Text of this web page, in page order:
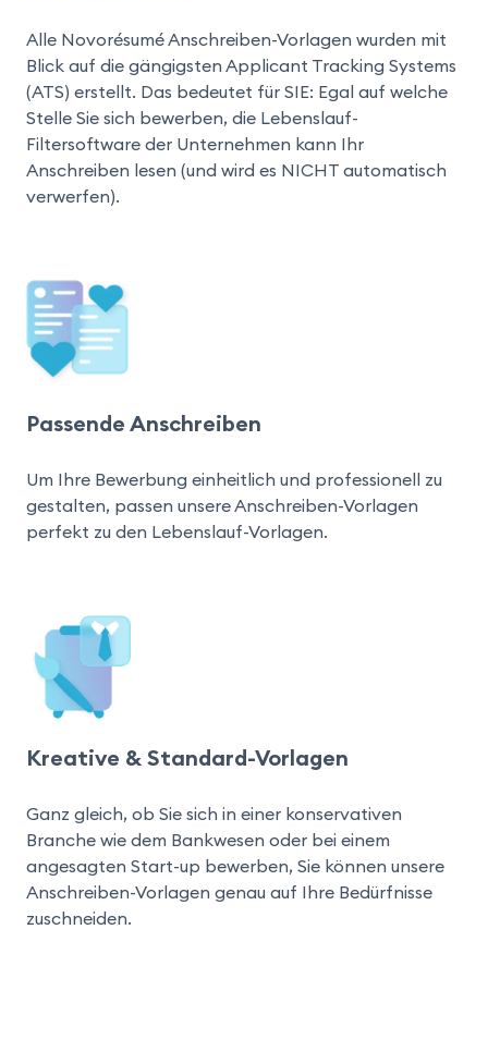
Alle Novorésumé Anschreiben-Vorlagen wurden mit
Blick auf die gängigsten Applicant Tracking Systems
(ATS) erstellt. Das bedeutet für SIE: Egal auf welche
Stelle Sie sich bewerben, die Lebenslauf-
Filtersoftware der Unternehmen kann Ihr
Anschreiben lesen (und wird es NICHT automatisch
verwerfen).
Passende Anschreiben
Um Ihre Bewerbung einheitlich und professionell zu
gestalten, passen unsere Anschreiben-Vorlagen
perfekt zu den Lebenslauf-Vorlagen.
Kreative & Standard-Vorlagen
Ganz gleich, ob Sie sich in einer konservativen
Branche wie dem Bankwesen oder bei einem
angesagten Start-up bewerben, Sie können unsere
Anschreiben-Vorlagen genau auf Ihre Bedürfnisse
zuschneiden.